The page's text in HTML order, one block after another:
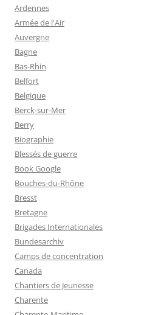
Ardennes
Armée de l'Air
Auvergne
Bagne
Bas-Rhin
Belfort
Belgique
Berck-sur-Mer
Berry
Biographie
Blessés de guerre
Book Google
Bouches-du-Rhône
Bresst
Bretagne
Brigades Internationales
Bundesarchiv
Camps de concentration
Canada
Chantiers de Jeunesse
Charente